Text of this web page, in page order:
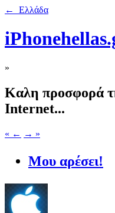
← Ελλάδα
»
Καλη προσφορά
Internet...
« ← → »
Μου αρέσει!